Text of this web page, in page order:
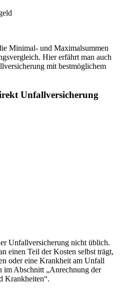
Minimal- und Maximalsummen
Hier erfährt man auch
mit bestmöglichem
Unfallversicherung
Unfallversicherung nicht üblich.
einen Teil der Kosten selbst trägt,
oder eine Krankheit am Unfall
im Abschnitt „Anrechnung der
Krankheiten“.